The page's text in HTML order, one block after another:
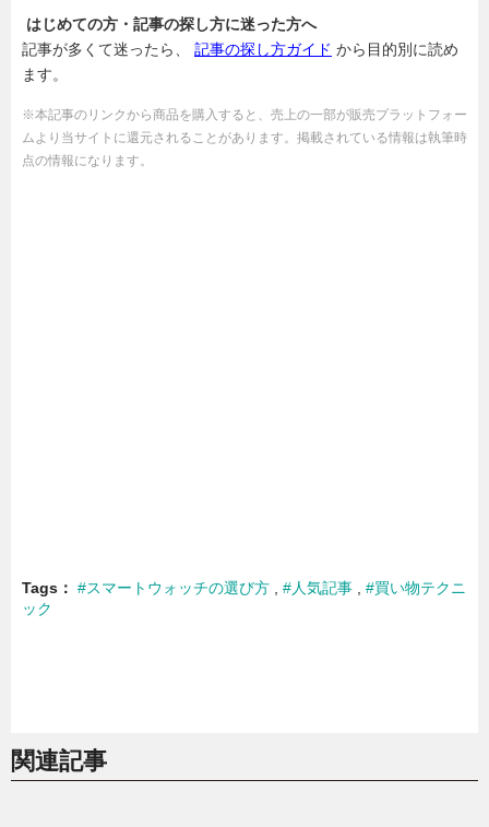
はじめての方・記事の探し方に迷った方へ
記事が多くて迷ったら、 記事の探し方ガイド から目的別に読め
ます。
※本記事のリンクから商品を購入すると、売上の一部が販売プラットフォー
ムより当サイトに還元されることがあります。掲載されている情報は執筆時
点の情報になります。
Tags #スマートウォッチの選び方 #人気記事
#買い物テクニ
ック
関連記事